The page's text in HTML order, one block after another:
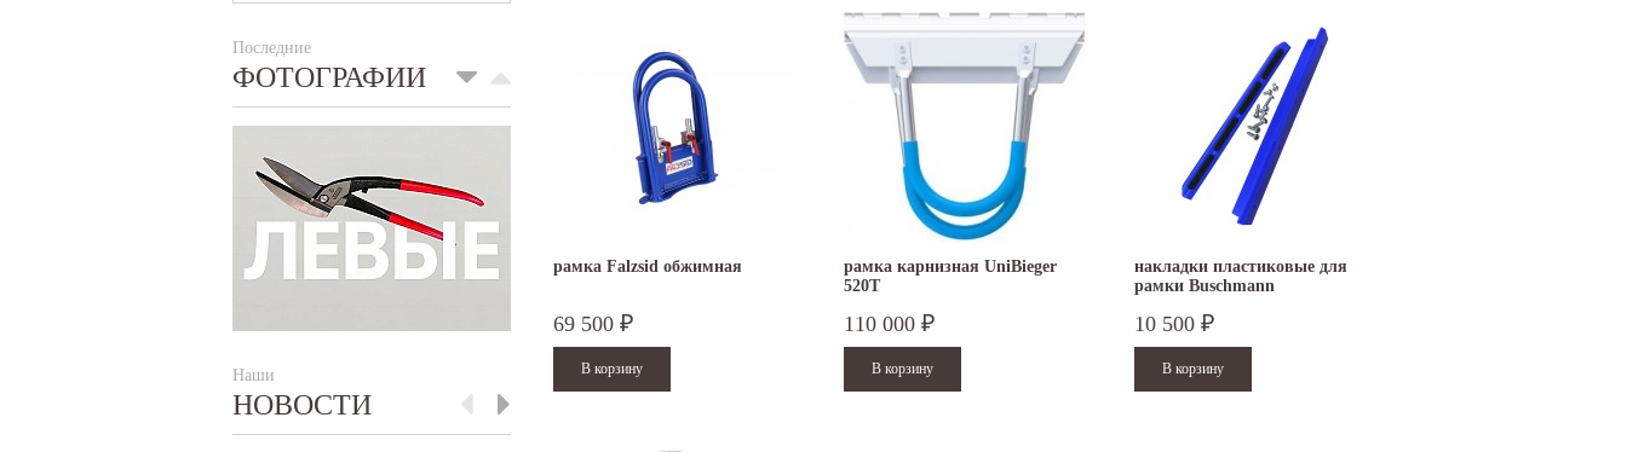
Последние
ФОТОГРАФИИ
Наши
НОВОСТИ
рамка Falzsid обжимная
69 500 ₽
рамка карнизная UniBieger
520T
110 000 ₽
накладки пластиковые для
рамки Buschmann
10 500 ₽